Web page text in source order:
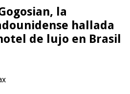
la
hallada
de lujo en Brasil